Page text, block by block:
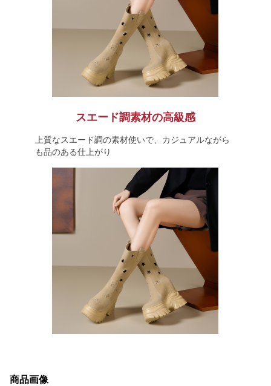
スエード調素材の高級感
上質なスエード調の素材使いで、カジュアルながら
も品のある仕上がり
商品画像